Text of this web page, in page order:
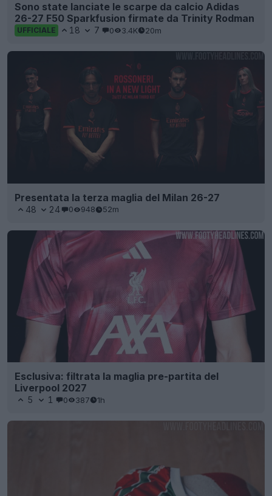
Sono state lanciate le scarpe da calcio Adidas
26-27 F50 Sparkfusion firmate da Trinity Rodman
UFFICIALE 18 7 0 3.4K 20m
Presentata la terza maglia del Milan 26-27
48 24 0 948 52m
Esclusiva: filtrata la maglia pre-partita del
Liverpool 2027
5 1 0 387 1h